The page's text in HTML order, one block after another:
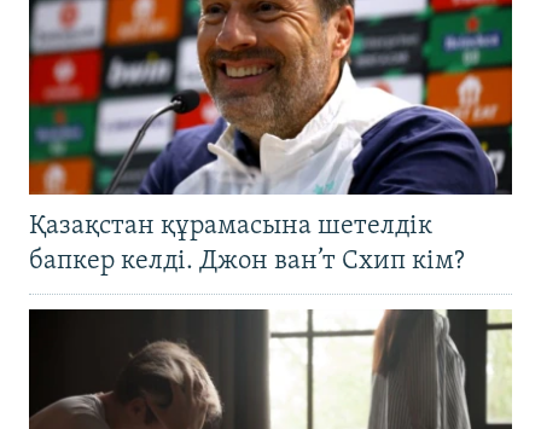
Қазақстан құрамасына шетелдік
бапкер келді. Джон ван’т Схип кім?